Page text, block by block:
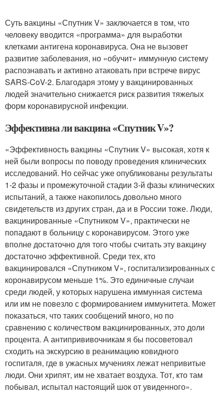
Суть вакцины «Спутник V» заключается в том, что
человеку вводится «программа» для выработки
клетками антигена коронавируса. Она не вызовет
развитие заболевания, но «обучит» иммунную систему
распознавать и активно атаковать при встрече вирус
SARS-CoV-2. Благодаря этому у вакцинированных
людей значительно снижается риск развития тяжелых
форм коронавирусной инфекции.
Эффективна ли вакцина «Спутник V»?
«Эффективность вакцины «Спутник V» высокая, хотя к
ней были вопросы по поводу проведения клинических
исследований. Но сейчас уже опубликованы результаты
1-2 фазы и промежуточной стадии 3-й фазы клинических
испытаний, а также накопилось довольно много
свидетельств из других стран, да и в России тоже. Люди,
вакцинированные «Спутником V», практически не
попадают в больницу с коронавирусом. Этого уже
вполне достаточно для того чтобы считать эту вакцину
достаточно эффективной. Среди тех, кто
вакцинировался «Спутником V», госпитализированных с
коронавирусом меньше 1%. Это единичные случаи
среди людей, у которых нарушена иммунная система
или им не повезло с формированием иммунитета. Может
показаться, что таких сообщений много, но по
сравнению с количеством вакцинированных, это доли
процента. А антипрививочникам я бы посоветовал
сходить на экскурсию в реанимацию ковидного
госпиталя, где в ужасных мучениях лежат непривитые
люди. Они хрипят, им не хватает воздуха. Тот, кто там
побывал, испытал настоящий шок от увиденного».